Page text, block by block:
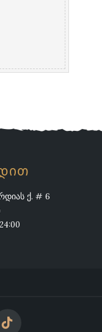
ქ. # 6